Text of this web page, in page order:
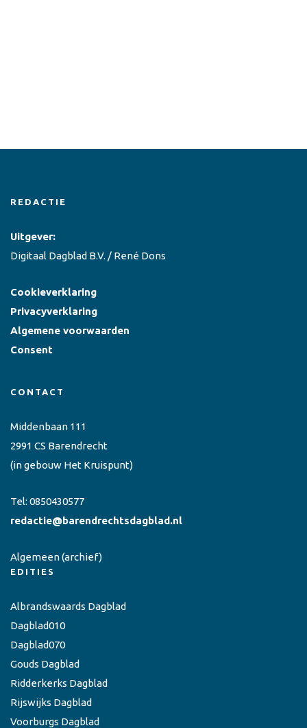
REDACTIE
Uitgever:
Digitaal Dagblad B.V. / René Dons
Cookieverklaring
Privacyverklaring
Algemene voorwaarden
Consent
CONTACT
Middenbaan 111
2991 CS Barendrecht
(in gebouw Het Kruispunt)
Tel: 0850430577
redactie@barendrechtsdagblad.nl
Algemeen(archief)
EDITIES
Albrandswaards Dagblad
Dagblad010
Dagblad070
Gouds Dagblad
Ridderkerks Dagblad
Rijswijks Dagblad
Voorburgs Dagblad